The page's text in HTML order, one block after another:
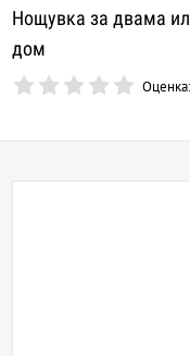
Нощувка за двама
дом